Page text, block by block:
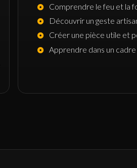
Comprendre le feu et la
Découvrir un geste
Créer une pièce utile et
Apprendre dans un